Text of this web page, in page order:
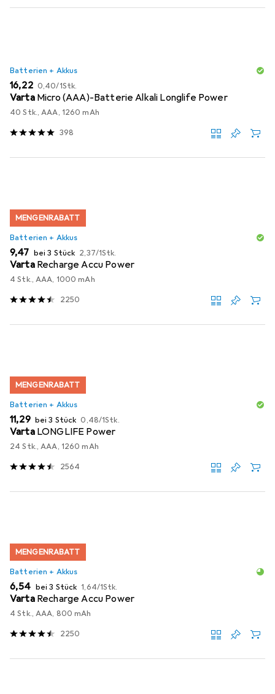
Batterien + Akkus
EUR
16,22 EUR
0,40/1Stk.
Varta Micro (AAA)-Batterie Alkali Longlife Power
40 Stk., AAA, 1260 mAh
398
MENGENRABATT
Batterien + Akkus
EUR
9,47 bei 3 Stück EUR
2,37/1Stk.
Varta Recharge Accu Power
4 Stk., AAA, 1000 mAh
2250
MENGENRABATT
Batterien + Akkus
EUR
11,29 bei 3 Stück EUR
0,48/1Stk.
Varta LONGLIFE Power
24 Stk., AAA, 1260 mAh
2564
MENGENRABATT
Batterien + Akkus
EUR
6,54 bei 3 Stück EUR
1,64/1Stk.
Varta Recharge Accu Power
4 Stk., AAA, 800 mAh
2250